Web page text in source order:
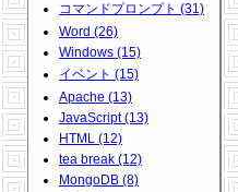
コマンドプロンプト (31)
Word (26)
Windows (15)
イベント (15)
Apache (13)
JavaScript (13)
HTML (12)
tea break (12)
MongoDB (8)